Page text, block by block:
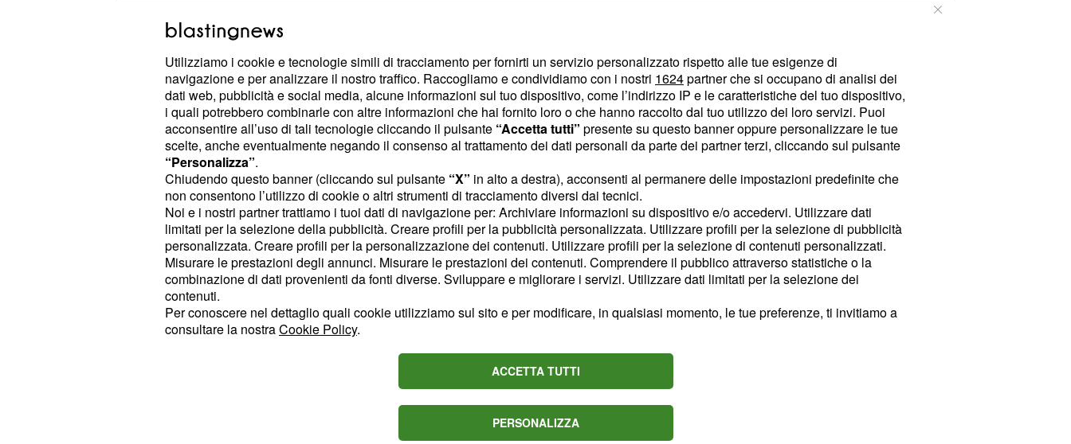
🏅🇨🇭Stefan Kung (Groupama-FDJ) Gana la Etapa 1 del
Tour de Suiza 2023 🇨🇭#TourdeSuisse2023 #TDS2023
#TDS#Noticiclismo#Ciclismopic.twitter.com/ehCyEP18cl
— NotiCiclismo ➡ 🇨🇭 #TourdeSuisse2023
(@Noticiclismo1)June 11, 2023
Ciclismo, buone prove di Sobrero e
Sheffield
è scattato oggi con la cronometro di 12
km a Einsiedeln, su un percorso molto veloce che ha fatto il
periplo del lago di Sihl. La sfida è stata di altissimo livello,
vista la presenza di alcuni dei migliori specialisti delle prove
contro il tempo, dai due idoli locali, il campione europeo
Utilizziamo i cookie e tecnologie simili di tracciamento per fornirti un servizio personalizzato rispetto alle tue esigenze di
navigazione e per analizzare il nostro traffico. Raccogliamo e condividiamo con i nostri 1624partner che si occupano di analisi dei
dati web, pubblicità e social media, alcune informazioni sul tuo dispositivo, come l’indirizzo IP e le caratteristiche del tuo dispositivo,
i quali potrebbero combinarle con altre informazioni che hai fornito loro o che hanno raccolto dal tuo utilizzo dei loro servizi. Puoi
acconsentire all’uso di tali tecnologie cliccando il pulsante “Accetta tutti” presente su questo banner oppure personalizzare le tue
scelte, anche eventualmente negando il consenso al trattamento dei dati personali da parte dei partner terzi, cliccando sul pulsante
“Personalizza”.
Chiudendo questo banner (cliccando sul pulsante “X” in alto a destra), acconsenti al permanere delle impostazioni predefinite che
non consentono l’utilizzo di cookie o altri strumenti di tracciamento diversi dai tecnici.
Noi e i nostri partner trattiamo i tuoi dati di navigazione per: Archiviare informazioni su dispositivo e/o accedervi. Utilizzare dati
limitati per la selezione della pubblicità. Creare profili per la pubblicità personalizzata. Utilizzare profili per la selezione di pubblicità
personalizzata. Creare profili per la personalizzazione dei contenuti. Utilizzare profili per la selezione di contenuti personalizzati.
Misurare le prestazioni degli annunci. Misurare le prestazioni dei contenuti. Comprendere il pubblico attraverso statistiche o la
combinazione di dati provenienti da fonti diverse. Sviluppare e migliorare i servizi. Utilizzare dati limitati per la selezione dei
contenuti.
Per conoscere nel dettaglio quali cookie utilizziamo sul sito e per modificare, in qualsiasi momento, le tue preferenze, ti invitiamo a
consultare la nostraCookie Policy.
ACCETTA TUTTI
PERSONALIZZA